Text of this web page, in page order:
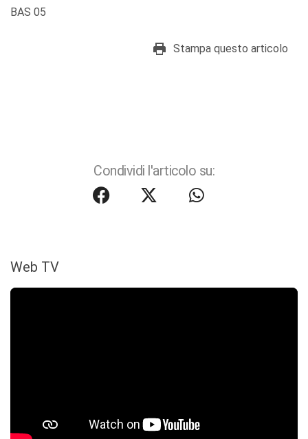
BAS 05
Stampa questo articolo
Condividi l'articolo su:
Web TV